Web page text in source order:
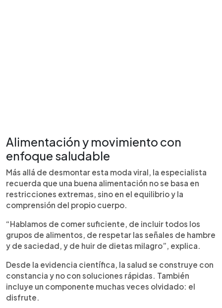
Alimentación y movimiento con
enfoque saludable
Más allá de desmontar esta moda viral, la especialista
recuerda que una buena alimentación no se basa en
restricciones extremas, sino en el equilibrio y la
comprensión del propio cuerpo.
“Hablamos de comer suficiente, de incluir todos los
grupos de alimentos, de respetar las señales de hambre
y de saciedad, y de huir de dietas milagro”, explica.
Desde la evidencia científica, la salud se construye con
constancia y no con soluciones rápidas. También
incluye un componente muchas veces olvidado: el
disfrute.